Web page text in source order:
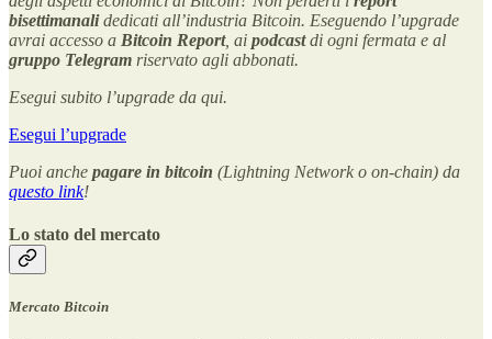
bisettimanalidedicati all’industria Bitcoin. Eseguendo l’upgrade
avrai accesso a Bitcoin Report, ai podcastdi ogni fermata e al
gruppo Telegram riservato agli abbonati.
Esegui subito l’upgrade da qui.
Esegui l’upgrade
Puoi anche pagare in bitcoin (Lightning Network o on-chain) da
questo link!
Lo stato del mercato
Mercato Bitcoin